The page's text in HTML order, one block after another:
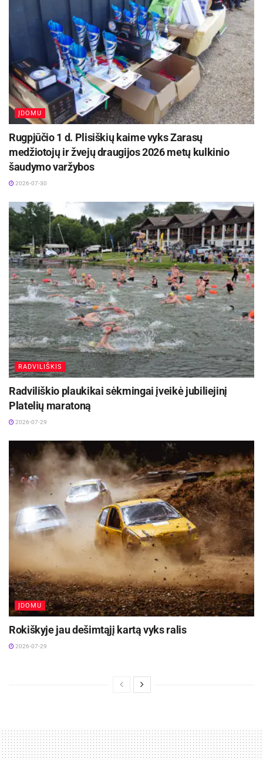
ĮDOMU
Rugpjūčio 1 d. Plisiškių kaime vyks Zarasų
medžiotojų ir žvejų draugijos 2026 metų kulkinio
šaudymo varžybos
2026-07-30
RADVILIŠKIS
Radviliškio plaukikai sėkmingai įveikė jubiliejinį
Platelių maratoną
2026-07-29
ĮDOMU
Rokiškyje jau dešimtąjį kartą vyks ralis
2026-07-29